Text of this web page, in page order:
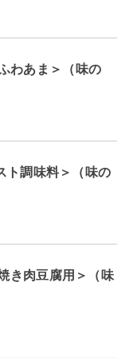
わあま＞（味の
調味料＞（味の
き肉豆腐用＞（味